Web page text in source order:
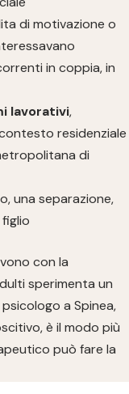
di motivazione o
in coppia, in
lavorativi,
residenziale
di
una separazione,
con la
sperimenta un
a Spinea,
è il modo più
può fare la